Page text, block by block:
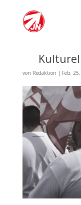
von Redaktion | Feb.